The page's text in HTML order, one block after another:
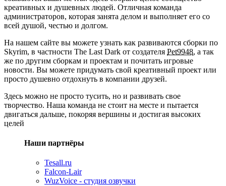
креативных и душевных людей. Отличная команда
администраторов, которая занята делом и выполняет его со
всей душой, честью и долгом.
На нашем сайте вы можете узнать как развиваются сборки по
Skyrim, в частности The Last Dark от создателя Pet9948, а так
же по другим сборкам и проектам и почитать игровые
новости. Вы можете придумать свой креативный проект или
просто душевно отдохнуть в компании друзей.
Здесь можно не просто тусить, но и развивать свое
творчество. Наша команда не стоит на месте и пытается
двигаться дальше, покоряя вершины и достигая высоких
целей
Наши партнёры
Tesall.ru
Falcon-Lair
WuzVoice - студия озвучки